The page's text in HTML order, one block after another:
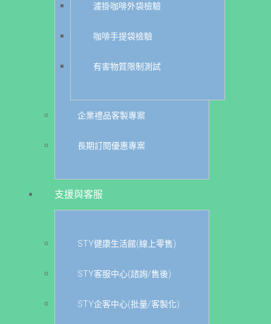
濾掛咖啡外袋檢驗
咖啡手提袋檢驗
有害物質限制測試
企業禮品客製專案
長期訂閱優惠專案
支援與客服
STY健康生活館(線上零售)
STY客服中心(諮詢/售後)
STY企客中心(批量/客製化)